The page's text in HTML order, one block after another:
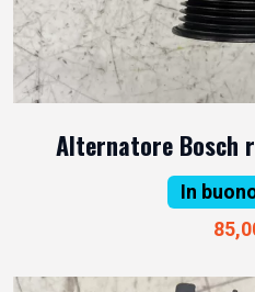
Alternatore Bosch
In